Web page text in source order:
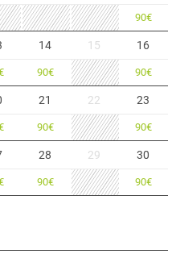
Sie werden die Stadt Ulm
seinen ruhigen Ecken lieben
90€
14
90€
15 16
90€
21
90€
22 23
90€
28
90€
29 30
90€